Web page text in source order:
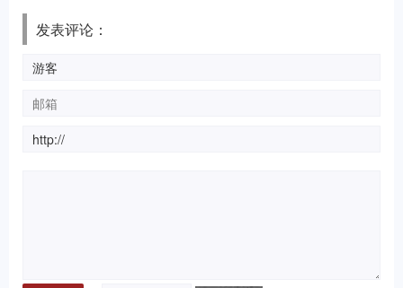
发表评论：